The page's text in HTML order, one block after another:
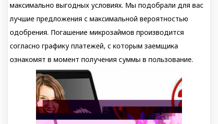
максимально выгодных условиях. Мы подобрали для вас
лучшие предложения с максимальной вероятностью
одобрения. Погашение микрозаймов производится
согласно графику платежей, с которым заемщика
ознакомят в момент получения суммы в пользование.